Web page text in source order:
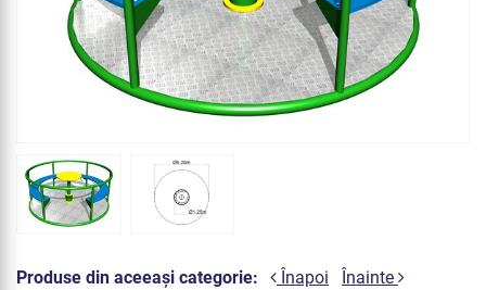
Produse din aceeași categorie: Înapoi Înainte